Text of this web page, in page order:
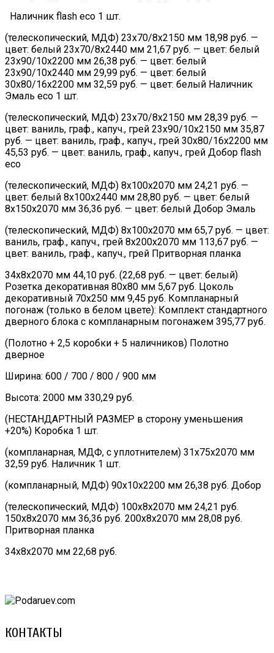
Наличник flash eco 1 шт.
(телескопический, МДФ) 23х70/8х2150 мм 18,98 руб. —
цвет: белый 23х70/8х2440 мм 21,67 руб. — цвет: белый
23х90/10х2200 мм 26,38 руб. — цвет: белый
23х90/10х2440 мм 29,99 руб. — цвет: белый
30х80/16х2200 мм 32,59 руб. — цвет: белый Наличник
Эмаль eco 1 шт.
(телескопический, МДФ) 23х70/8х2150 мм 28,39 руб. —
цвет: ваниль, граф., капуч., грей 23х90/10х2150 мм 35,87
руб. — цвет: ваниль, граф., капуч., грей 30х80/16х2200 мм
45,53 руб. — цвет: ваниль, граф., капуч., грей Добор flash
eco
(телескопический, МДФ) 8х100х2070 мм 24,21 руб. —
цвет: белый 8х100х2440 мм 28,80 руб. — цвет: белый
8х150х2070 мм 36,36 руб. — цвет: белый Добор Эмаль
(телескопический, МДФ) 8х100х2070 мм 65,7 руб. — цвет:
ваниль, граф., капуч., грей 8х200х2070 мм 113,67 руб. —
цвет: ваниль, граф., капуч., грей Притворная планка
34х8х2070 мм 44,10 руб. (22,68 руб. — цвет: белый)
Розетка декоративная 80х80 мм 5,67 руб. Цоколь
декоративный 70х250 мм 9,45 руб. Компланарный
погонаж (только в белом цвете): Комплект стандартного
дверного блока с компланарным погонажем 395,77 руб.
(Полотно + 2,5 коробки + 5 наличников) Полотно
дверное
Ширина: 600 / 700 / 800 / 900 мм
Высота: 2000 мм 330,29 руб.
(НЕСТАНДАРТНЫЙ РАЗМЕР в сторону уменьшения
+20%) Коробка 1 шт.
(компланарная, МДФ, с уплотнителем) 31х75х2070 мм
32,59 руб. Наличник 1 шт.
(компланарный, МДФ) 90х10х2200 мм 26,38 руб. Добор
(телескопический, МДФ) 100х8х2070 мм 24,21 руб.
150х8х2070 мм 36,36 руб. 200х8х2070 мм 28,08 руб.
Притворная планка
34х8х2070 мм 22,68 руб.
КОНТАКТЫ